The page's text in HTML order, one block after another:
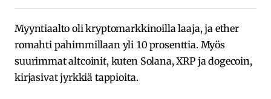
Myyntiaalto oli kryptomarkkinoilla laaja, ja ether
romahti pahimmillaan yli 10 prosenttia. Myös
suurimmat altcoinit, kuten Solana, XRP ja dogecoin,
kirjasivat jyrkkiä tappioita.